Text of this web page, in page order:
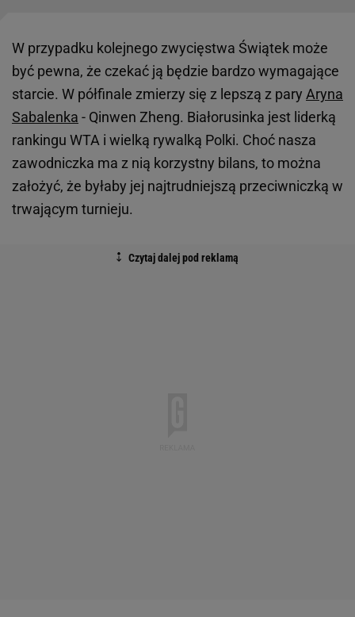
W przypadku kolejnego zwycięstwa Świątek może
być pewna, że czekać ją będzie bardzo wymagające
starcie. W półfinale zmierzy się z lepszą z pary Aryna
Sabalenka - Qinwen Zheng. Białorusinka jest liderką
rankingu WTA i wielką rywalką Polki. Choć nasza
zawodniczka ma z nią korzystny bilans, to można
założyć, że byłaby jej najtrudniejszą przeciwniczką w
trwającym turnieju.